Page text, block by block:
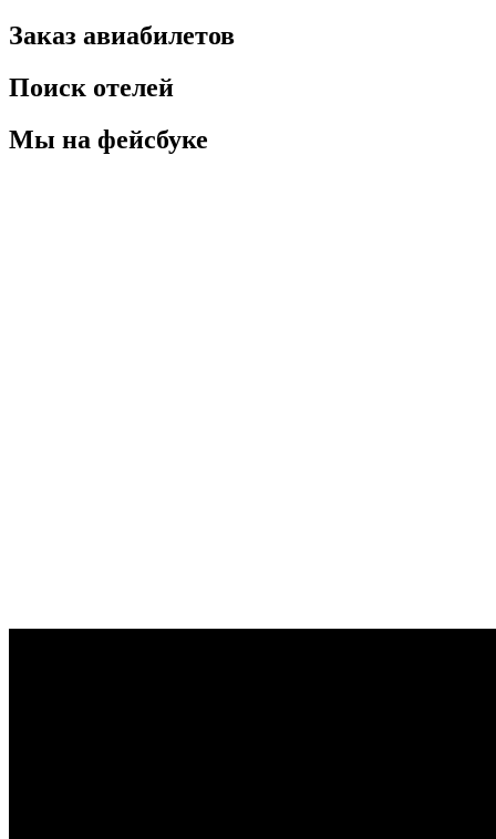
Заказ авиабилетов
Поиск отелей
Мы на фейсбуке